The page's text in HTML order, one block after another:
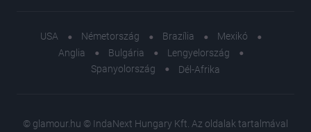
USA Németország Brazília
Mexikó
Anglia
Bulgária
Lengyelország
Spanyolország
Dél-Afrika
© glamour.hu © IndaNext Hungary Kft. Az oldalak tartalmával